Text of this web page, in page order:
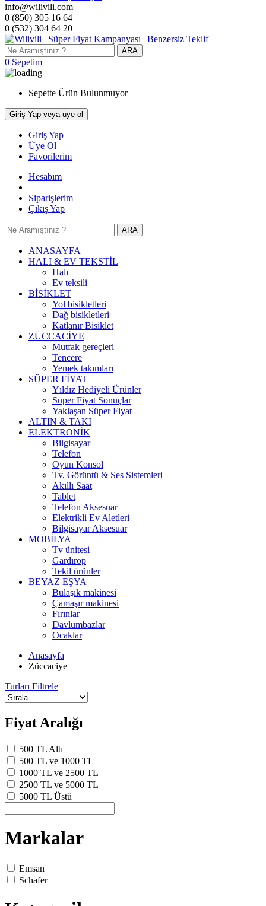
info@wilivili.com
0 (850) 305 16 64
0 (532) 304 64 20
ARA
0 Sepetim
Sepette Ürün Bulunmuyor
Giriş Yap veya üye ol
Giriş Yap
Üye Ol
Favorilerim
Hesabım
Siparişlerim
Çıkış Yap
ARA
ANASAYFA
HALI & EV TEKSTİL
Halı
Ev teksili
BİSİKLET
Yol bisikletleri
Dağ bisikletleri
Katlanır Bisiklet
ZÜCCACİYE
Mutfak gereçleri
Tencere
Yemek takımları
SÜPER FİYAT
Yıldız Hediyeli Ürünler
Süper Fiyat Sonuçlar
Yaklaşan Süper Fiyat
ALTIN & TAKI
ELEKTRONİK
Bilgisayar
Telefon
Oyun Konsol
Tv, Görüntü & Ses Sistemleri
Akıllı Saat
Tablet
Telefon Aksesuar
Elektrikli Ev Aletleri
Bilgisayar Aksesuar
MOBİLYA
Tv ünitesi
Gardırop
Tekil ürünler
BEYAZ EŞYA
Bulaşık makinesi
Çamaşır makinesi
Fırınlar
Davlumbazlar
Ocaklar
Anasayfa
Züccaciye
Turları Filtrele
Fiyat Aralığı
500 TL Altı
500 TL ve 1000 TL
1000 TL ve 2500 TL
2500 TL ve 5000 TL
5000 TL Üstü
Markalar
Emsan
Schafer